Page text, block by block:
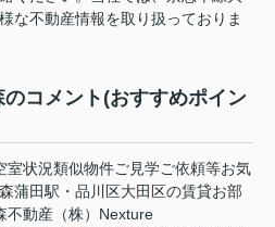
な不動産情報を取り扱っておりま
コメント(おすすめポイン
室状況類似物件ご見学ご依頼等お気
蒲田駅・品川区大田区の賃貸お部
不動産（株）Nexture